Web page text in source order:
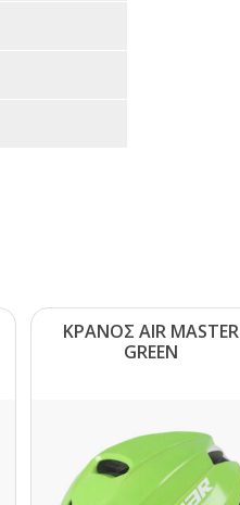
ΚΡΑΝΟΣ ΑΙR ΜΑSΤΕR
GRΕΕΝ